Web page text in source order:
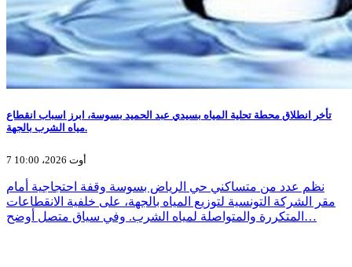
تأخر انطلاق محطة تحلية المياه بسيدي عبد الحميد بسوسة، ابرز اسباب انقطاع
مياه الشرب بالجهة.
7 أوت 2026، 10:00
نظم عدد من متساكني حي الرياض بسوسة وقفة احتجاجية أمام
مقر الشركة التونسية لتوزيع المياه بالجهة، على خلفية الانقطاعات
المتكررة والمتواصلة لمياه الشرب. وفي سياق متصل أوضح…